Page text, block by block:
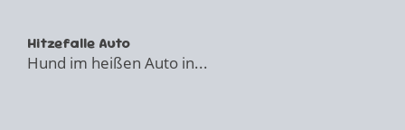
Hitzefalle Auto
Hund im heißen Auto in...